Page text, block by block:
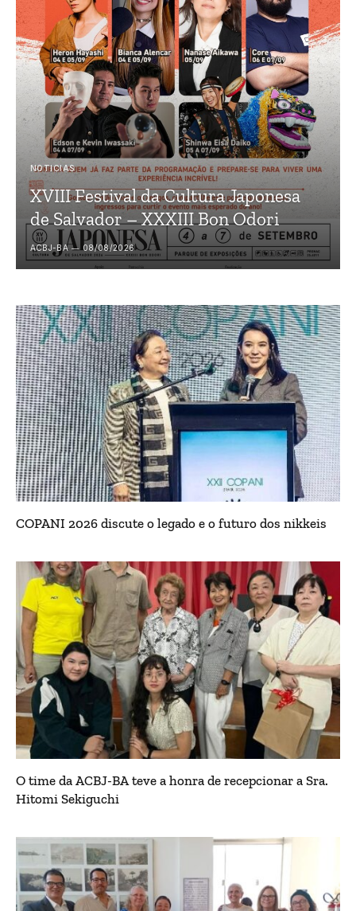
NOTICIAS
XVIII Festival da Cultura Japonesa
de Salvador – XXXIII Bon Odori
ACBJ-BA 08/08/2026
COPANI 2026 discute o legado e o futuro dos nikkeis
O time da ACBJ-BA teve a honra de recepcionar a Sra.
Hitomi Sekiguchi